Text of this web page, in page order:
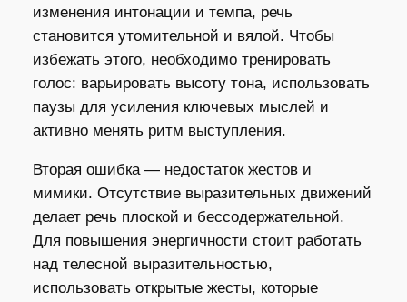
изменения интонации и темпа, речь
становится утомительной и вялой. Чтобы
избежать этого, необходимо тренировать
голос: варьировать высоту тона, использовать
паузы для усиления ключевых мыслей и
активно менять ритм выступления.
Вторая ошибка — недостаток жестов и
мимики. Отсутствие выразительных движений
делает речь плоской и бессодержательной.
Для повышения энергичности стоит работать
над телесной выразительностью,
использовать открытые жесты, которые